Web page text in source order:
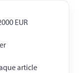
EUR
article